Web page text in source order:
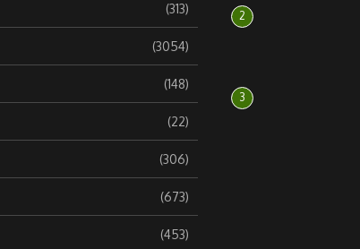
(313)
(3054)
(148)
(22)
(306)
(673)
(453)
2
3